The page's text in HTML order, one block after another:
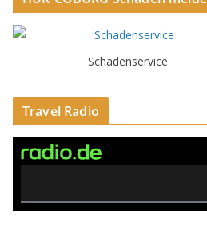
Schadenservice
Travel Radio
0% Complete